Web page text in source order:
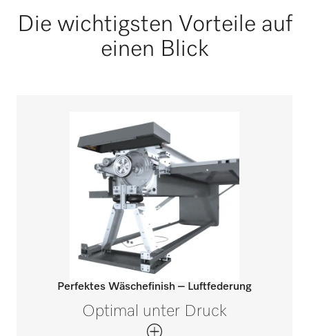
Die wichtigsten Vorteile auf
einen Blick
Perfektes Wäschefinish – Luftfederung
Optimal unter Druck